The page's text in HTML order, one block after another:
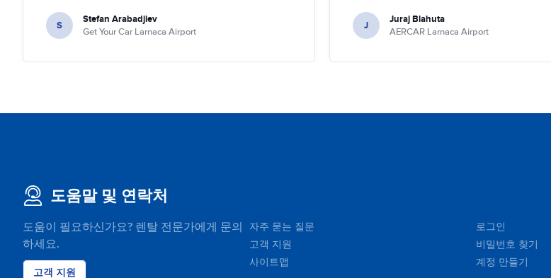
S Stefan Arabadjiev
Get Your Car Larnaca Airport J Juraj Blahuta
AERCAR Larnaca Airport
도움말 및 연락처
도움이 필요하신가요? 렌탈 전문가에게 문의
하세요.
고객 지원
자주 묻는 질문
고객 지원
사이트맵
로그인
비밀번호 찾기
계정 만들기